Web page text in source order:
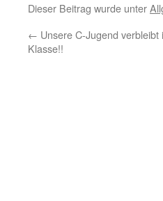
Dieser Beitrag wurde unter
← Unsere C-Jugend
Klasse!!